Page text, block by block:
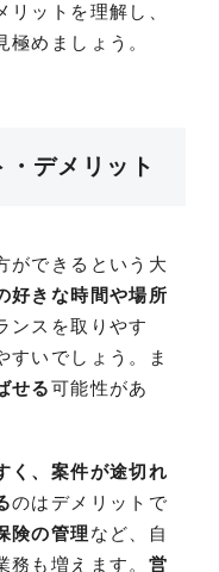
ットを理解し、
めましょう。
デメリット
ができるという大
好きな時間や場所
ンスを取りやす
すいでしょう。ま
せる可能性があ
く、案件が途切れ
のはデメリットで
険の管理など、自
も増えます。 営